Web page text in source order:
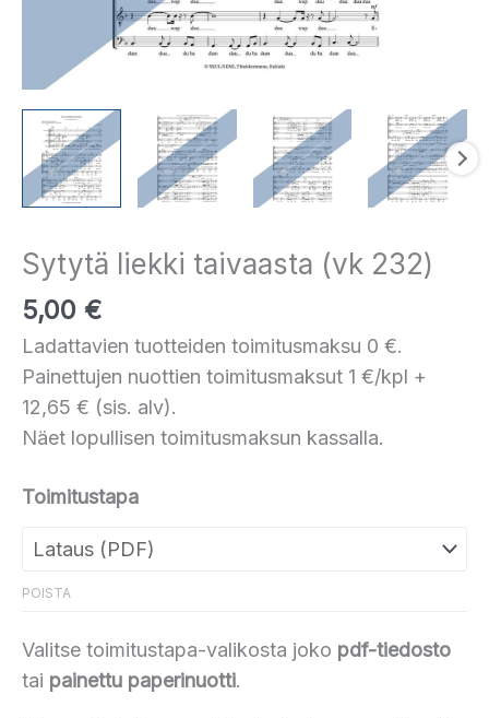
Sytytä liekki taivaasta (vk 232)
5,00 €
Ladattavien tuotteiden toimitusmaksu 0 €.
Painettujen nuottien toimitusmaksut 1 €/kpl +
12,65 € (sis. alv).
Näet lopullisen toimitusmaksun kassalla.
Toimitustapa
POISTA
Valitse toimitustapa-valikosta joko pdf-tiedosto
tai painettu paperinuotti.